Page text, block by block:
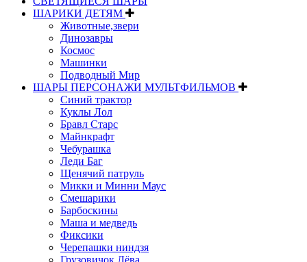
ШАРИКИ ДЕТЯМ
Животные,звери
Динозавры
Космос
Машинки
Подводный Мир
ШАРЫ ПЕРСОНАЖИ МУЛЬТФИЛЬМОВ
Синий трактор
Куклы Лол
Бравл Старс
Майнкрафт
Чебурашка
Леди Баг
Щенячий патруль
Микки и Минни Маус
Смешарики
Барбоскины
Маша и медведь
Фиксики
Черепашки ниндзя
Грузовичок Лёва